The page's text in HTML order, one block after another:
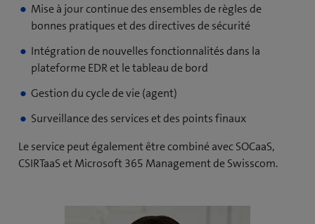
Mise à jour continue des ensembles de règles de
bonnes pratiques et des directives de sécurité
Intégration de nouvelles fonctionnalités dans la
plateforme EDR et le tableau de bord
Gestion du cycle de vie (agent)
Surveillance des services et des points finaux
Le service peut également être combiné avec SOCaaS,
CSIRTaaS et Microsoft 365 Management de Swisscom.